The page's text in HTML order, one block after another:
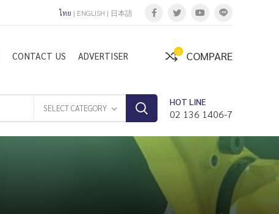
ไทย | ENGLISH | 日本語
CONTACT US ADVERTISER 0 COMPARE
SELECT CATEGORY
HOT LINE
02 136 1406-7